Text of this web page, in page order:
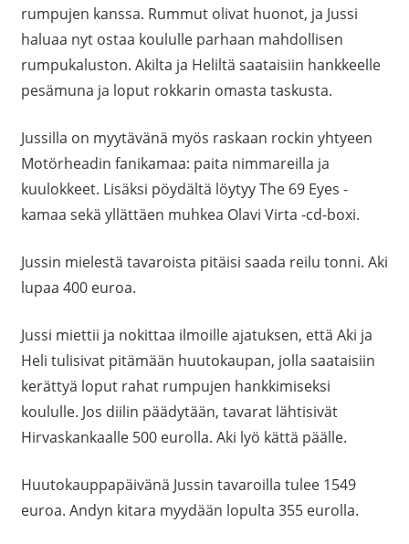
rumpujen kanssa. Rummut olivat huonot, ja Jussi
haluaa nyt ostaa koululle parhaan mahdollisen
rumpukaluston. Akilta ja Heliltä saataisiin hankkeelle
pesämuna ja loput rokkarin omasta taskusta.
Jussilla on myytävänä myös raskaan rockin yhtyeen
Motörheadin fanikamaa: paita nimmareilla ja
kuulokkeet. Lisäksi pöydältä löytyy The 69 Eyes -
kamaa sekä yllättäen muhkea Olavi Virta -cd-boxi.
Jussin mielestä tavaroista pitäisi saada reilu tonni. Aki
lupaa 400 euroa.
Jussi miettii ja nokittaa ilmoille ajatuksen, että Aki ja
Heli tulisivat pitämään huutokaupan, jolla saataisiin
kerättyä loput rahat rumpujen hankkimiseksi
koululle. Jos diilin päädytään, tavarat lähtisivät
Hirvaskankaalle 500 eurolla. Aki lyö kättä päälle.
Huutokauppapäivänä Jussin tavaroilla tulee 1549
euroa. Andyn kitara myydään lopulta 355 eurolla.